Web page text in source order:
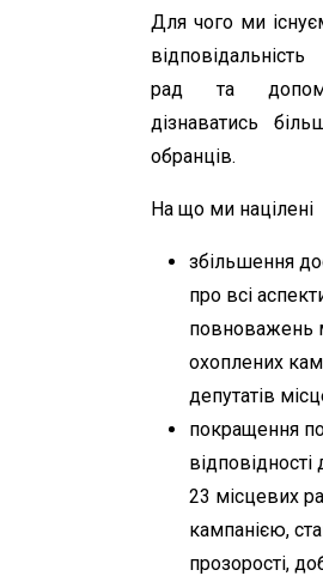
Для чого ми
рад та
дізнаватись
обранців.
На що ми націлені
збільшення
про всі
повноважень
охоплених
депутатів
покращення
відповідності
23 місцевих
кампанією,
прозорості,